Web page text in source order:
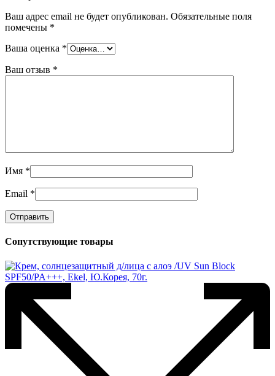
Ваш адрес email не будет опубликован. Обязательные поля
помечены *
Ваша оценка *
Ваш отзыв *
Имя *
Email *
Сопутствующие товары